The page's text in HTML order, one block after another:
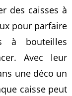
des caisses à
pour parfaire
à bouteilles
Avec leur
une déco un
caisse peut